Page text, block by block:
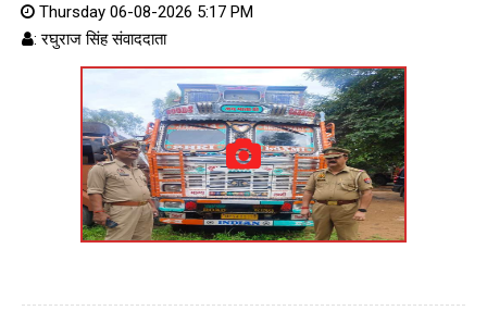
Thursday 06-08-2026 5:17 PM
: रघुराज सिंह संवाददाता